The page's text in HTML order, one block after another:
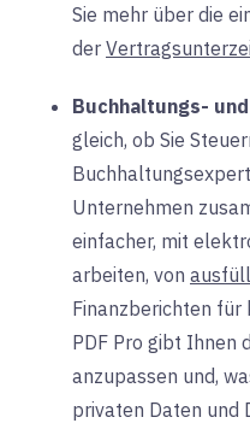
Sie mehr über die
der
Buchhaltungs-
gleich, ob Sie
Unternehmen
einfacher, mit
arbeiten, von
Finanzberichten für
PDF Pro gibt Ihnen
anzupassen und,
privaten Daten und